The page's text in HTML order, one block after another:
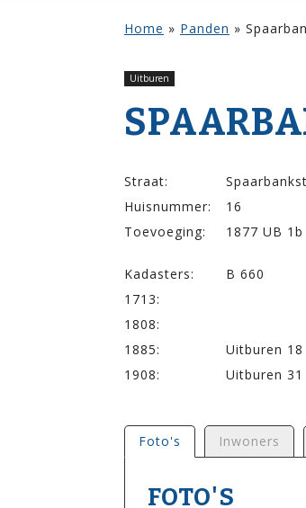
Home » Panden »
Uitburen
Straat:
Huisnummer:
16
Toevoeging:
1877 UB 1b
Kadasters:
B 660
1713:
1808:
1885:
Uitburen 18
1908:
Uitburen 31
Foto's Inwoners
FOTO'S